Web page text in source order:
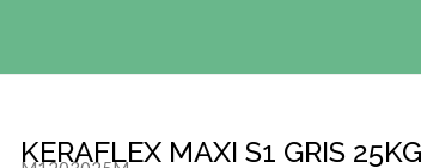
KERAFLEX MAXI S1 GRIS